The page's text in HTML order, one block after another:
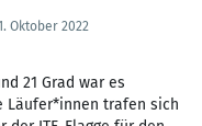
Oktober 2022
21 Grad war es
Läufer*innen trafen sich